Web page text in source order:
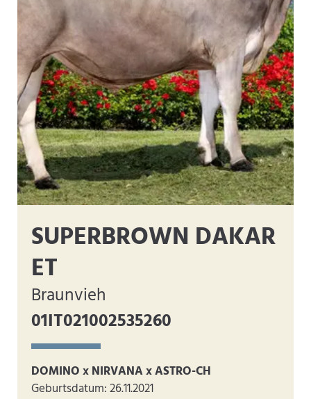
SUPERBROWN DAKAR
ET
Braunvieh
01IT021002535260
DOMINO x NIRVANA x ASTRO-CH
Geburtsdatum: 26.11.2021